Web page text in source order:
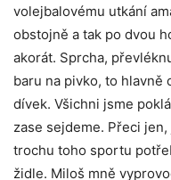
volejbalovému utkání
obstojně a tak po dvou
akorát. Sprcha,
baru na pivko, to hlavně
dívek. Všichni jsme
zase sejdeme. Přeci
trochu toho sportu
židle. Miloš mně